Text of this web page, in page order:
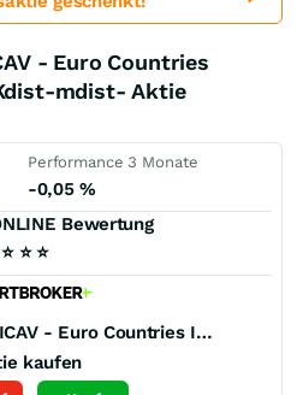
- Euro Countries
mdist- Aktie
Performance 3 Monate
-0,05%
Bewertung
⭐ ⭐ ⭐
UBS (Lux) Equity SICAV - Euro Countries Income (EUR) (U)X-UKdist-mdist-
kaufen